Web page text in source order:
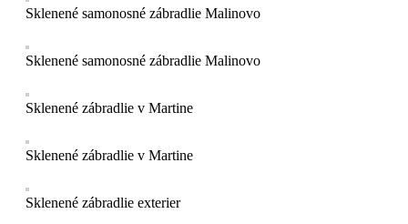
Sklenené samonosné zábradlie Malinovo
Sklenené samonosné zábradlie Malinovo
Sklenené zábradlie v Martine
Sklenené zábradlie v Martine
Sklenené zábradlie exterier